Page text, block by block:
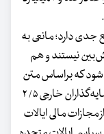
جدی دارد؛ مانعی به
نیستند و هم
که براساس متن
پیشنهادی، در صورت خروج آمریکا از توافق، سرمایه‌گذاران خارجی ۵/ ۲
مالی ایالات